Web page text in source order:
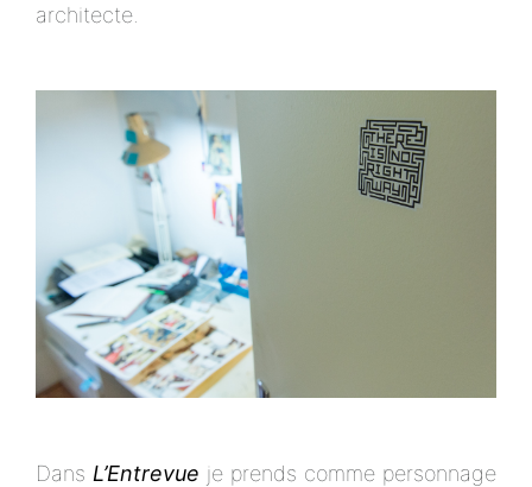
architecte.
Dans L’Entrevue je prends comme personnage